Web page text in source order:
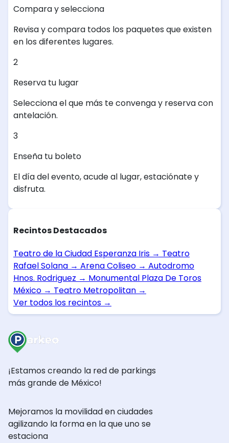
Compara y selecciona
Revisa y compara todos los paquetes que existen
en los diferentes lugares.
2
Reserva tu lugar
Selecciona el que más te convenga y reserva con
antelación.
3
Enseña tu boleto
El día del evento, acude al lugar, estaciónate y
disfruta.
Recintos Destacados
Teatro de la Ciudad Esperanza Iris → Teatro
Rafael Solana → Arena Coliseo → Autodromo
Hnos. Rodriguez → Monumental Plaza De Toros
México → Teatro Metropolitan →
Ver todos los recintos →
¡Estamos creando la red de parkings
más grande de México!
Mejoramos la movilidad en ciudades
agilizando la forma en la que uno se
estaciona